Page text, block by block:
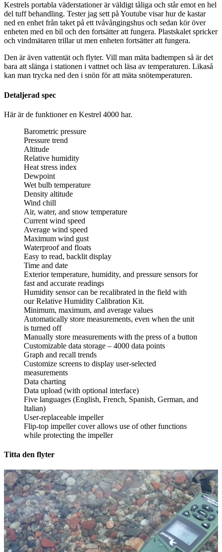
Kestrels portabla väderstationer är väldigt tåliga och står emot en hel
del tuff behandling. Tester jag sett på Youtube visar hur de kastar
ned en enhet från taket på ett tvåvångingshus och sedan kör över
enheten med en bil och den fortsätter att fungera. Plastskalet spricker
och vindmätaren trillar ut men enheten fortsätter att fungera.
Den är även vattentät och flyter. Vill man mäta badtempen så är det
bara att slänga i stationen i vattnet och läsa av temperaturen. Likaså
kan man trycka ned den i snön för att mäta snötemperaturen.
Detaljerad spec
Här är de funktioner en Kestrel 4000 har.
Barometric pressure
Pressure trend
Altitude
Relative humidity
Heat stress index
Dewpoint
Wet bulb temperature
Density altitude
Wind chill
Air, water, and snow temperature
Current wind speed
Average wind speed
Maximum wind gust
Waterproof and floats
Easy to read, backlit display
Time and date
Exterior temperature, humidity, and pressure sensors for
fast and accurate readings
Humidity sensor can be recalibrated in the field with
our Relative Humidity Calibration Kit.
Minimum, maximum, and average values
Automatically store measurements, even when the unit
is turned off
Manually store measurements with the press of a button
Customizable data storage – 4000 data points
Graph and recall trends
Customize screens to display user-selected
measurements
Data charting
Data upload (with optional interface)
Five languages (English, French, Spanish, German, and
Italian)
User-replaceable impeller
Flip-top impeller cover allows use of other functions
while protecting the impeller
Titta den flyter